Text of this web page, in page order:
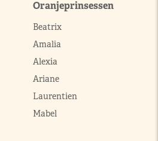
Oranjeprinsessen
Beatrix
Amalia
Alexia
Ariane
Laurentien
Mabel